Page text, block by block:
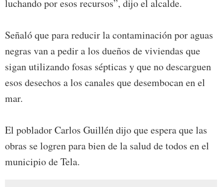
luchando por esos recursos”, dijo el alcalde.
Señaló que para reducir la contaminación por aguas
negras van a pedir a los dueños de viviendas que
sigan utilizando fosas sépticas y que no descarguen
esos desechos a los canales que desembocan en el
mar.
El poblador Carlos Guillén dijo que espera que las
obras se logren para bien de la salud de todos en el
municipio de Tela.